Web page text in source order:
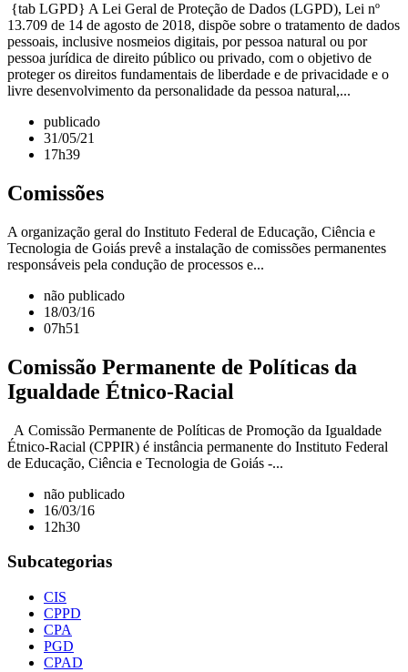
{tab LGPD} A Lei Geral de Proteção de Dados (LGPD), Lei nº
13.709 de 14 de agosto de 2018, dispõe sobre o tratamento de dados
pessoais, inclusive nosmeios digitais, por pessoa natural ou por
pessoa jurídica de direito público ou privado, com o objetivo de
proteger os direitos fundamentais de liberdade e de privacidade e o
livre desenvolvimento da personalidade da pessoa natural,...
publicado
31/05/21
17h39
Comissões
A organização geral do Instituto Federal de Educação, Ciência e
Tecnologia de Goiás prevê a instalação de comissões permanentes
responsáveis pela condução de processos e...
não publicado
18/03/16
07h51
Comissão Permanente de Políticas da
Igualdade Étnico-Racial
A Comissão Permanente de Políticas de Promoção da Igualdade
Étnico-Racial (CPPIR) é instância permanente do Instituto Federal
de Educação, Ciência e Tecnologia de Goiás -...
não publicado
16/03/16
12h30
Subcategorias
CIS
CPPD
CPA
PGD
CPAD